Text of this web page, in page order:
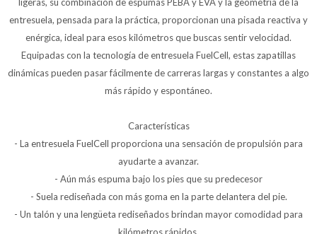
entresuela, pensada para la práctica, proporcionan una pisada reactiva y
enérgica, ideal para esos kilómetros que buscas sentir velocidad.
Equipadas con la tecnología de entresuela FuelCell, estas zapatillas
dinámicas pueden pasar fácilmente de carreras largas y constantes a algo
más rápido y espontáneo.
Características
- La entresuela FuelCell proporciona una sensación de propulsión para
ayudarte a avanzar.
- Aún más espuma bajo los pies que su predecesor
- Suela rediseñada con más goma en la parte delantera del pie.
- Un talón y una lengüeta rediseñados brindan mayor comodidad para